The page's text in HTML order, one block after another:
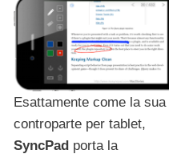
Esattamente come la sua
controparte per tablet,
SyncPadporta la